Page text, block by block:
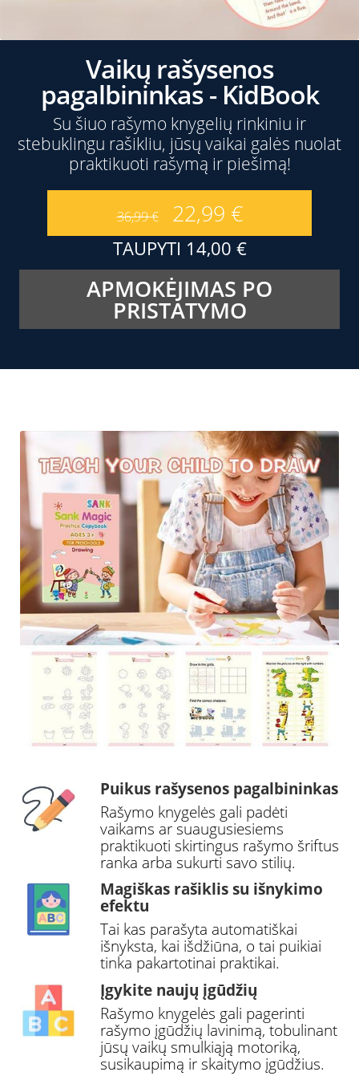
Vaikų rašysenos
pagalbininkas - KidBook
Su šiuo rašymo knygelių rinkiniu ir
stebuklingu rašikliu, jūsų vaikai galės nuolat
praktikuoti rašymą ir piešimą!
36,99€ 22,99 €
TAUPYTI 14,00 €
APMOKĖJIMAS PO
PRISTATYMO
Puikus rašysenos pagalbininkas
Rašymo knygelės gali padėti
vaikams ar suaugusiesiems
praktikuoti skirtingus rašymo šriftus
ranka arba sukurti savo stilių.
Magiškas rašiklis su išnykimo
efektu
Tai kas parašyta automatiškai
išnyksta, kai išdžiūna, o tai puikiai
tinka pakartotinai praktikai.
Įgykite naujų įgūdžių
Rašymo knygelės gali pagerinti
rašymo įgūdžių lavinimą, tobulinant
jūsų vaikų smulkiąją motoriką,
susikaupimą ir skaitymo įgūdžius.